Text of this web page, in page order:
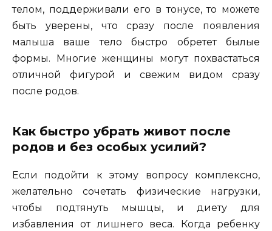
телом, поддерживали его в тонусе, то можете
быть уверены, что сразу после появления
малыша ваше тело быстро обретет былые
формы. Многие женщины могут похвастаться
отличной фигурой и свежим видом сразу
после родов.
Как быстро убрать живот после
родов и без особых усилий?
Если подойти к этому вопросу комплексно,
желательно сочетать физические нагрузки,
чтобы подтянуть мышцы, и диету для
избавления от лишнего веса. Когда ребенку